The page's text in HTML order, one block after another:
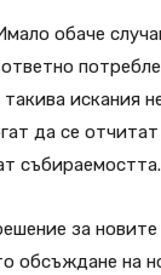
обаче
искания
да се
събираемостта.
за
обсъждане на